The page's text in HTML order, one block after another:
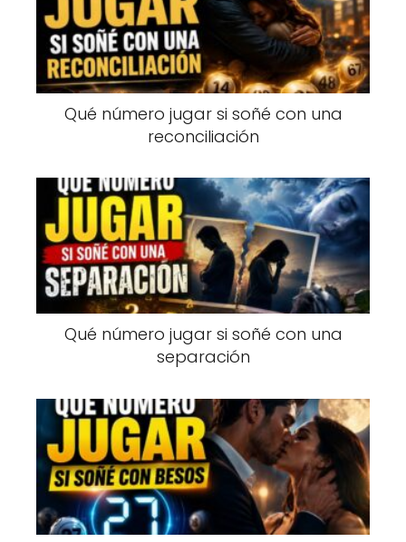
Qué número jugar si soñé con una
reconciliación
Qué número jugar si soñé con una
separación